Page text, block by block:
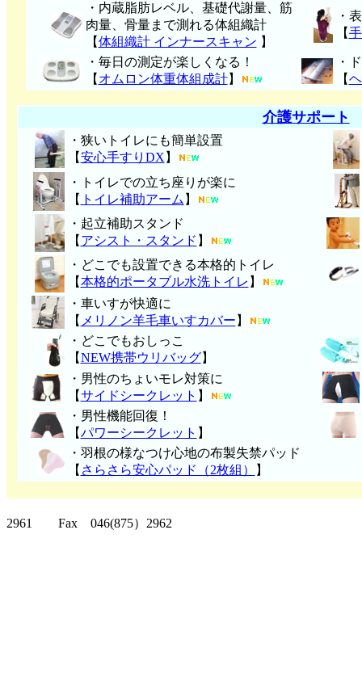
・内蔵脂肪レベル、基礎代謝量、筋
肉量、骨量まで測れる体組織計
【体組織計 インナースキャン 】
・
【
・毎日の測定が楽しくなる！
【 オムロン体重体組成計】
・
【
介護サポート
・狭いトイレにも簡単設置
【安心手すりDX 】
・トイレでの立ち座りが楽に
【 トイレ補助アーム 】
・起立補助スタンド
【 アシスト・スタンド 】
・どこでも設置できる本格的トイレ
【本格的ポータブル水洗トイレ 】
・車いすが快適に
【 メリノン羊毛車いすカバー 】
・どこでもおしっこ
【NEW携帯ウリバッグ】
・男性のちょいモレ対策に
【サイドシークレット 】
・男性機能回復！
【パワーシークレット 】
・ 羽根の様なつけ心地の布製失禁パッ ド
【 さらさら安心パッド（2枚組） 】
2961 Fax 046(875）2962